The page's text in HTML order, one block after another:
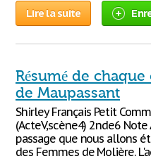
Lire la suite
Résumé de
de Maupassant
Shirley Français Petit
(ActeV,scène4) 2nde6
passage que nous allons
des Femmes de Molière.